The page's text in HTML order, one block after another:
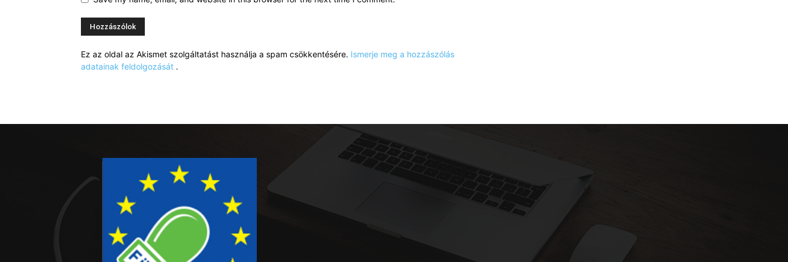
Ez az oldal az Akismet szolgáltatást használja a spam csökkentésére. Ismerje meg a hozzászólás
adatainak feldolgozását .